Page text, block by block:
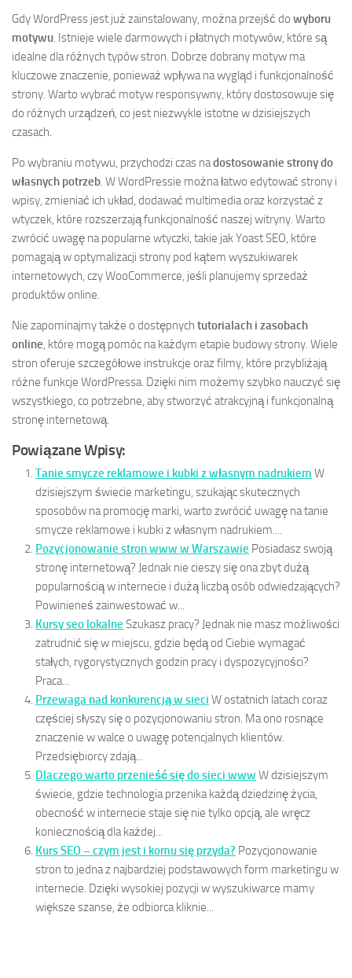
Gdy WordPress jest już zainstalowany, można przejść do wyboru
motywu. Istnieje wiele darmowych i płatnych motywów, które są
idealne dla różnych typów stron. Dobrze dobrany motyw ma
kluczowe znaczenie, ponieważ wpływa na wygląd i funkcjonalność
strony. Warto wybrać motyw responsywny, który dostosowuje się
do różnych urządzeń, co jest niezwykle istotne w dzisiejszych
czasach.
Po wybraniu motywu, przychodzi czas nadostosowanie strony do
własnych potrzeb. W WordPressie można łatwo edytować strony i
wpisy, zmieniać ich układ, dodawać multimedia oraz korzystać z
wtyczek, które rozszerzają funkcjonalność naszej witryny. Warto
zwrócić uwagę na popularne wtyczki, takie jak Yoast SEO, które
pomagają w optymalizacji strony pod kątem wyszukiwarek
internetowych, czy WooCommerce, jeśli planujemy sprzedaż
produktów online.
Nie zapominajmy także o dostępnych tutorialach i zasobach
online, które mogą pomóc na każdym etapie budowy strony. Wiele
stron oferuje szczegółowe instrukcje oraz filmy, które przybliżają
różne funkcje WordPressa. Dzięki nim możemy szybko nauczyć się
wszystkiego, co potrzebne, aby stworzyć atrakcyjną i funkcjonalną
stronę internetową.
Powiązane Wpisy:
Tanie smycze reklamowe i kubki z własnym nadrukiem W
dzisiejszym świecie marketingu, szukając skutecznych
sposobów na promocję marki, warto zwrócić uwagę na tanie
smycze reklamowe i kubki z własnym nadrukiem....
Pozycjonowanie stron www w Warszawie Posiadasz swoją
stronę internetową? Jednak nie cieszy się ona zbyt dużą
popularnością w internecie i dużą liczbą osób odwiedzających?
Powinieneś zainwestować w...
Kursy seo lokalne Szukasz pracy? Jednak nie masz możliwości
zatrudnić się w miejscu, gdzie będą od Ciebie wymagać
stałych, rygorystycznych godzin pracy i dyspozycyjności?
Praca...
Przewaga nad konkurencją w sieci W ostatnich latach coraz
częściej słyszy się o pozycjonowaniu stron. Ma ono rosnące
znaczenie w walce o uwagę potencjalnych klientów.
Przedsiębiorcy zdają...
Dlaczego warto przenieść się do sieci www W dzisiejszym
świecie, gdzie technologia przenika każdą dziedzinę życia,
obecność w internecie staje się nie tylko opcją, ale wręcz
koniecznością dla każdej...
Kurs SEO – czym jest i komu się przyda? Pozycjonowanie
stron to jedna z najbardziej podstawowych form marketingu w
internecie. Dzięki wysokiej pozycji w wyszukiwarce mamy
większe szanse, że odbiorca kliknie...